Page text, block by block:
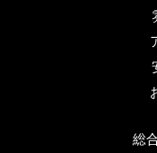
総